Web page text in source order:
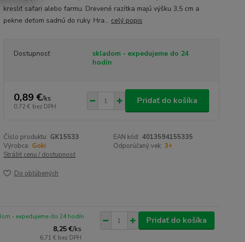
kresliť safari alebo farmu. Drevené razítka majú výšku 3,5 cm a
pekne deťom sadnú do ruky. Hra... celý popis
Dostupnosť
skladom - expedujeme do 24
hodín
0,89 €/ks
0,72 € bez DPH
Pridať do košíka
Číslo produktu: GK15533 EAN kód: 4013594155335
Výrobca: Goki Odporúčaný vek: 3+
Strážiť cenu / dostupnosť
Do obľúbených
8,25 €/ks
6,71 € bez DPH
- expedujeme do 24 hodín Pridať do košíka